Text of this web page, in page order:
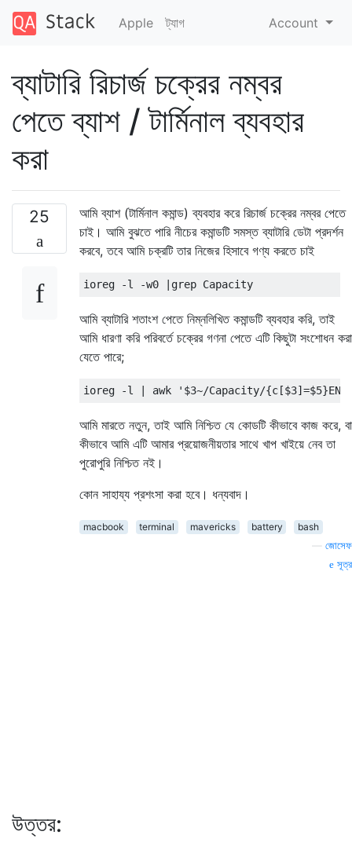
Apple ট্যাগ Account
ব্যাটারি রিচার্জ চক্রের নম্বর
পেতে ব্যাশ / টার্মিনাল ব্যবহার
করা
25
আমি ব্যাশ (টার্মিনাল কমান্ড) ব্যবহার করে রিচার্জ চক্রের নম্বর পেতে
চাই। আমি বুঝতে পারি নীচের কমান্ডটি সমস্ত ব্যাটারি ডেটা প্রদর্শন
করবে, তবে আমি চক্রটি তার নিজের হিসাবে গণ্য করতে চাই
ioreg -l -w0 | grep Capacity
আমি ব্যাটারি শতাংশ পেতে নিম্নলিখিত কমান্ডটি ব্যবহার করি, তাই
আমি ধারণা করি পরিবর্তে চক্রের গণনা পেতে এটি কিছুটা সংশোধন করা
যেতে পারে;
ioreg -l | awk '$3~/Capacity/
আমি মারতে নতুন, তাই আমি নিশ্চিত যে কোডটি কীভাবে কাজ করে, বা
কীভাবে আমি এটি আমার প্রয়োজনীয়তার সাথে খাপ খাইয়ে নেব তা
পুরোপুরি নিশ্চিত নই।
কোন সাহায্য প্রশংসা করা হবে। ধন্যবাদ।
macbook terminal mavericks battery
bash
জোসেফ
সূত্র
উত্তর: